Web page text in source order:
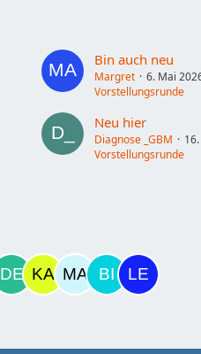
Bin auch neu
Margret
6. Mai
Vorstellungsrunde
Neu hier
Diagnose _GBM
Vorstellungsrunde